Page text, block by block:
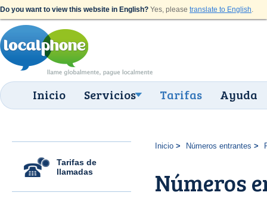
Do you want to view this website in English? Yes, please translate to English.
Inicio Servicios Tarifas Ayuda
Tarifas de
llamadas
Inicio Números entrantes
Números